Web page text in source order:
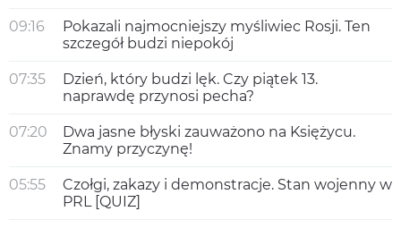
09:16
Pokazali najmocniejszy myśliwiec Rosji. Ten
szczegół budzi niepokój
07:35
Dzień, który budzi lęk. Czy piątek 13.
naprawdę przynosi pecha?
07:20
Dwa jasne błyski zauważono na Księżycu.
Znamy przyczynę!
05:55
Czołgi, zakazy i demonstracje. Stan wojenny w
PRL [QUIZ]